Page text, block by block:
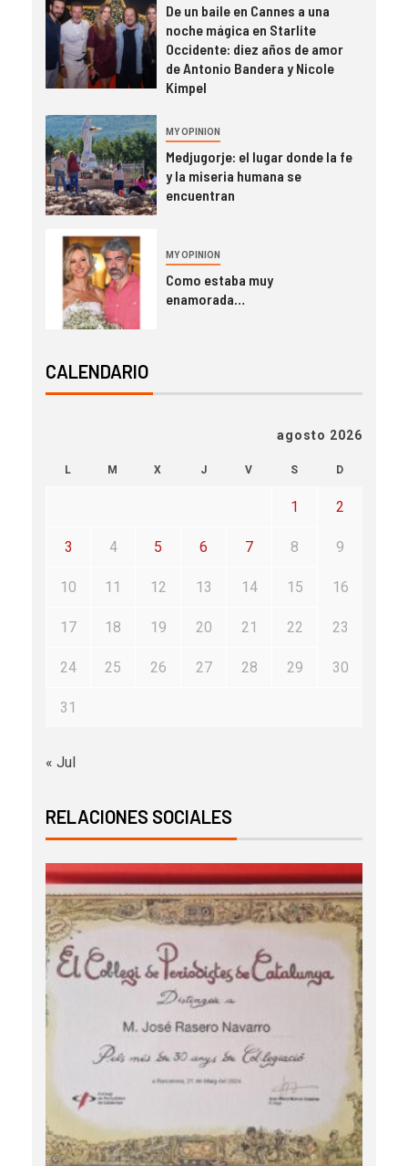
De un baile en Cannes a una
noche mágica en Starlite
Occidente: diez años de amor
de Antonio Bandera y Nicole
Kimpel
MY OPINION
Medjugorje: el lugar donde la fe
y la miseria humana se
encuentran
MY OPINION
Como estaba muy
enamorada…
CALENDARIO
agosto 2026
L M X J V S D
1 2
3 4 5 6 7 8 9
10 11 12 13 14 15 16
17 18 19 20 21 22 23
24 25 26 27 28 29 30
31
« Jul
RELACIONES SOCIALES